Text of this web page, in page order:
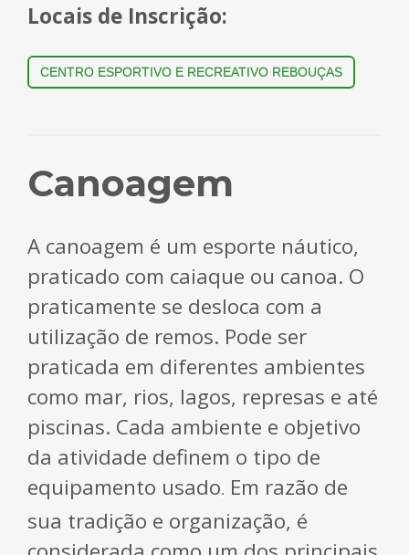
Locais de Inscrição:
CENTRO ESPORTIVO E RECREATIVO REBOUÇAS
Canoagem
A canoagem é um esporte náutico,
praticado com caiaque ou canoa. O
praticamente se desloca com a
utilização de remos. Pode ser
praticada em diferentes ambientes
como mar, rios, lagos, represas e até
piscinas. Cada ambiente e objetivo
da atividade definem o tipo de
equipamento usado. Em razão de
sua tradição e organização, é